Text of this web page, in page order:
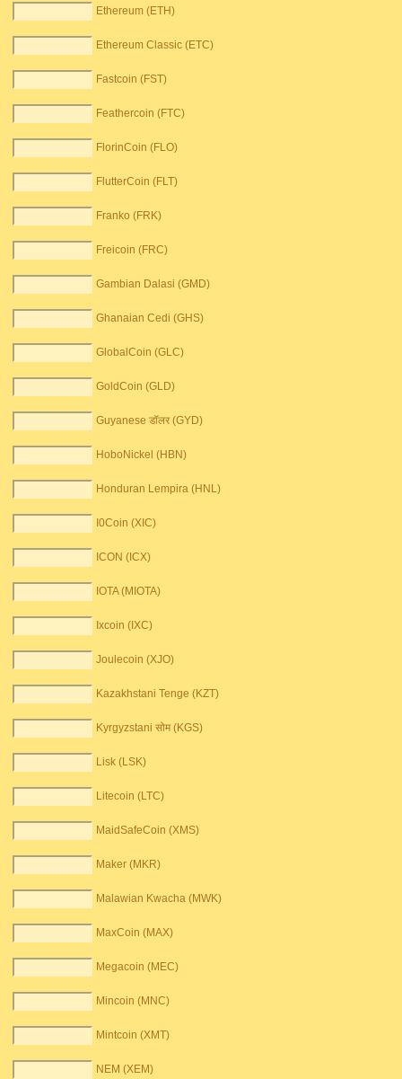
Ethereum (ETH)
Ethereum Classic (ETC)
Fastcoin (FST)
Feathercoin (FTC)
FlorinCoin (FLO)
FlutterCoin (FLT)
Franko (FRK)
Freicoin (FRC)
Gambian Dalasi (GMD)
Ghanaian Cedi (GHS)
GlobalCoin (GLC)
GoldCoin (GLD)
Guyanese डॉलर (GYD)
HoboNickel (HBN)
Honduran Lempira (HNL)
I0Coin (XIC)
ICON (ICX)
IOTA (MIOTA)
Ixcoin (IXC)
Joulecoin (XJO)
Kazakhstani Tenge (KZT)
Kyrgyzstani सोम (KGS)
Lisk (LSK)
Litecoin (LTC)
MaidSafeCoin (XMS)
Maker (MKR)
Malawian Kwacha (MWK)
MaxCoin (MAX)
Megacoin (MEC)
Mincoin (MNC)
Mintcoin (XMT)
NEM (XEM)